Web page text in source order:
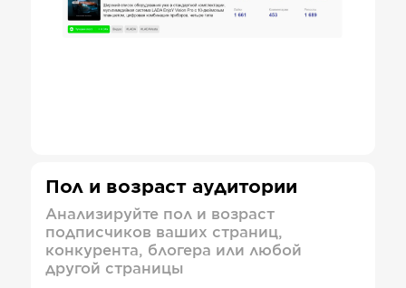
Пол и возраст аудитории
Анализируйте пол и возраст
подписчиков ваших страниц,
конкурента, блогера или любой
другой страницы